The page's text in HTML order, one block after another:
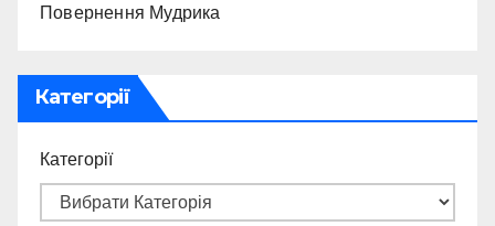
Повернення Мудрика
Категорії
Категорії